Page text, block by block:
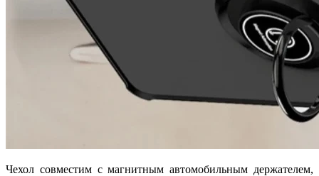
Чехол совместим с магнитным автомобильным держателем,